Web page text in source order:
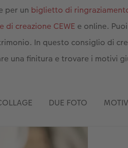
per un biglietto di
di creazione CEWE e online.
In questo consiglio di
una finitura e trovare i motivi